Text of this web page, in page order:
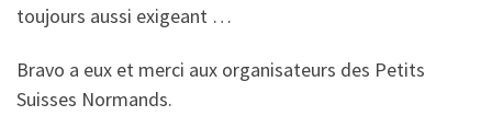
toujours aussi exigeant …
Bravo a eux et merci aux organisateurs des Petits
Suisses Normands.